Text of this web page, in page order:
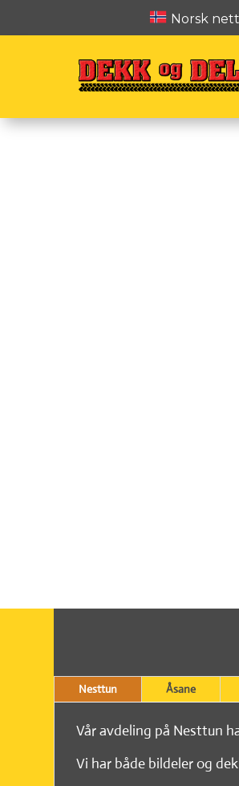
Norsk
Nesttun Åsane
Vår avdeling på Nesttun
Vi har både bildeler og